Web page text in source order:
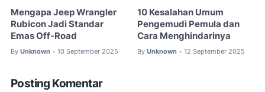
Mengapa Jeep Wrangler
Rubicon Jadi Standar
Emas Off-Road
By Unknown • 10 September 2025
10 Kesalahan Umum
Pengemudi Pemula dan
Cara Menghindarinya
By Unknown • 12 September 2025
Posting Komentar